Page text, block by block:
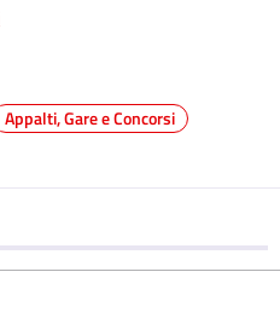
Appalti, Gare e Concorsi